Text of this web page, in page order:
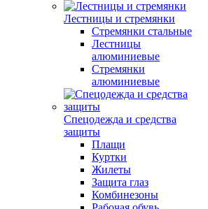
Лестницы и стремянки
Стремянки стальные
Лестницы
алюминиевые
Стремянки
алюминиевые
Спецодежда и средства
защиты
Плащи
Куртки
Жилеты
Защита глаз
Комбинезоны